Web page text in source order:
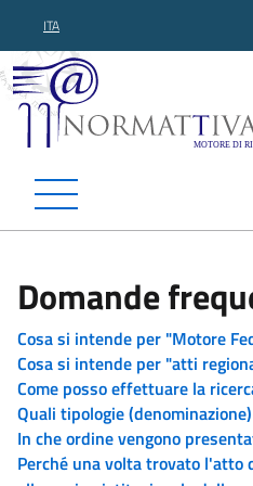
ITA
Normattiva
Domande
Cosa si intende per "Motore
Cosa si intende per "atti
Come posso effettuare la
Quali tipologie
In che ordine vengono
Perché una volta trovato l'atto